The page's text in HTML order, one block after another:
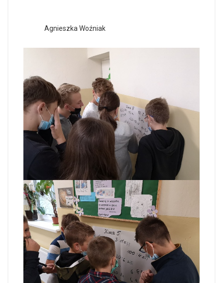
Agnieszka Woźniak